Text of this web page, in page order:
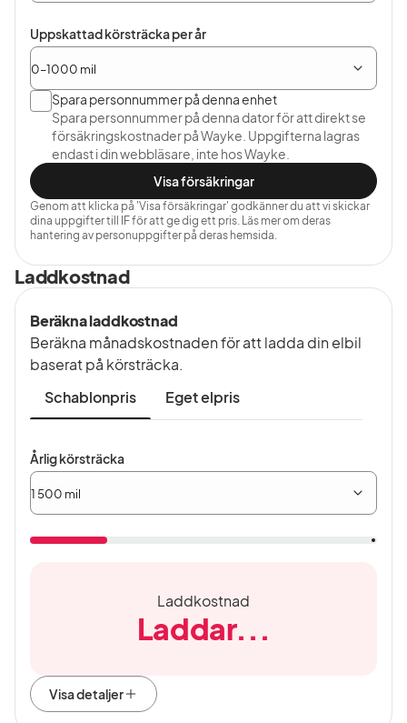
Uppskattad körsträcka per år
Spara personnummer på denna enhet
Spara personnummer på denna dator för att direkt se
försäkringskostnader på Wayke. Uppgifterna lagras
endast i din webbläsare, inte hos Wayke.
Visa försäkringar
Genom att klicka på 'Visa försäkringar' godkänner du att vi skickar
dina uppgifter till IF för att ge dig ett pris. Läs mer om deras
hantering av personuppgifter på deras hemsida.
Laddkostnad
Beräkna laddkostnad
Beräkna månadskostnaden för att ladda din elbil
baserat på körsträcka.
Schablonpris
Eget elpris
Årlig
körsträcka
Årlig körsträcka
Laddkostnad
Laddar...
Visa detaljer